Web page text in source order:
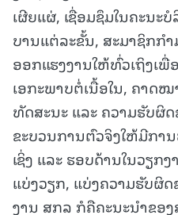
ເຜີຍແຜ່, ເຊື່ອມຊຶມໃນຄະນ
ບານແຕ່ລະຂັ້ນ, ສະມາຊິກກໍ
ອອກແຮງງານໃຫ້ທົ່ວເຖິງເພື່
ເອກະພາບຕໍ່ເນື້ອໃນ, ຄາດ
ທັດສະນະ ແລະ ຄວາມຮັບຜິ
ຂະບວນການຕົວຈິງໃຫ້ມີກາ
ເຊິ່ງ ແລະ ຮອບດ້ານໃນວຽກ
ແບ່ງວຽກ, ແບ່ງຄວາມຮັບຜິ
ງານ ສກລ ກໍຄືຄະນະນໍາຂອ